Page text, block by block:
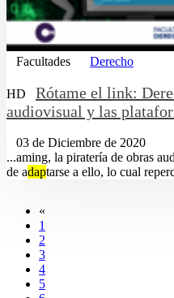
Facultades Derecho
HD
Rótame el link:
audiovisual y las
03 de Diciembre de 2020
...aming, la piratería de obras
de adaptarse a ello, lo cual
«
1
2
3
4
5